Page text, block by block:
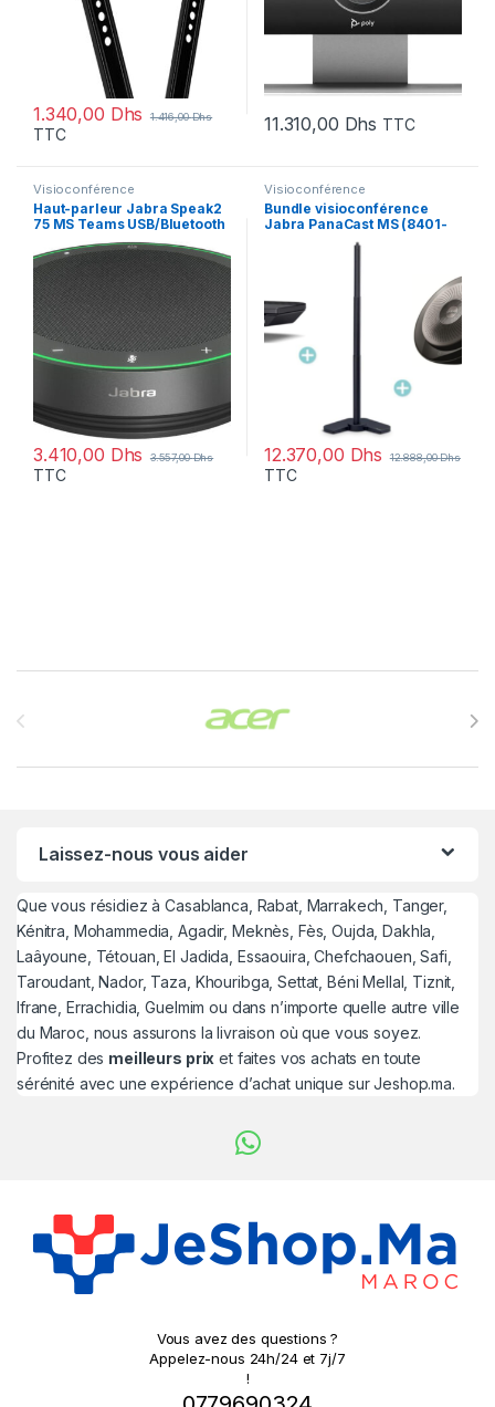
1.340,00 Dhs 1.416,00Dhs
TTC 11.310,00 Dhs TTC
Visioconférence
Haut-parleur Jabra Speak2
75 MS Teams USB/Bluetooth
(2775-329)
3.410,00 Dhs 3.557,00Dhs
TTC
Visioconférence
Bundle visioconférence
Jabra PanaCast MS (8401-
12.370,00 Dhs 12.888,00Dhs
TTC
Laissez-nous vous aider
Que vous résidiez à Casablanca, Rabat, Marrakech, Tanger,
Kénitra, Mohammedia, Agadir, Meknès, Fès, Oujda, Dakhla,
Laâyoune, Tétouan, El Jadida, Essaouira, Chefchaouen, Safi,
Taroudant, Nador, Taza, Khouribga, Settat, Béni Mellal, Tiznit,
Ifrane, Errachidia, Guelmim ou dans n’importe quelle autre ville
du Maroc, nous assurons la livraison où que vous soyez.
Profitez des meilleurs prix et faites vos achats en toute
sérénité avec une expérience d’achat unique sur Jeshop.ma.
Vous avez des questions ?
Appelez-nous 24h/24 et 7j/7
!